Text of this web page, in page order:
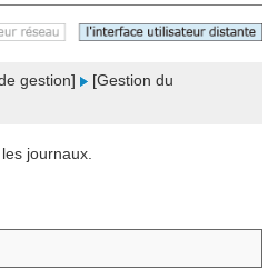
gestion]
[Gestion du
journaux.